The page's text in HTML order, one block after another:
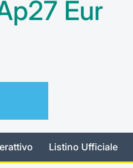
Eur
Listino Ufficiale